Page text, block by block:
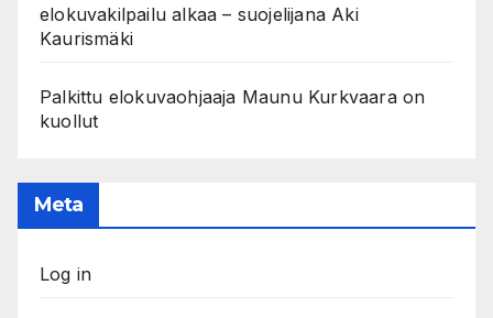
elokuvakilpailu alkaa – suojelijana Aki
Kaurismäki
Palkittu elokuvaohjaaja Maunu Kurkvaara on
kuollut
Meta
Log in